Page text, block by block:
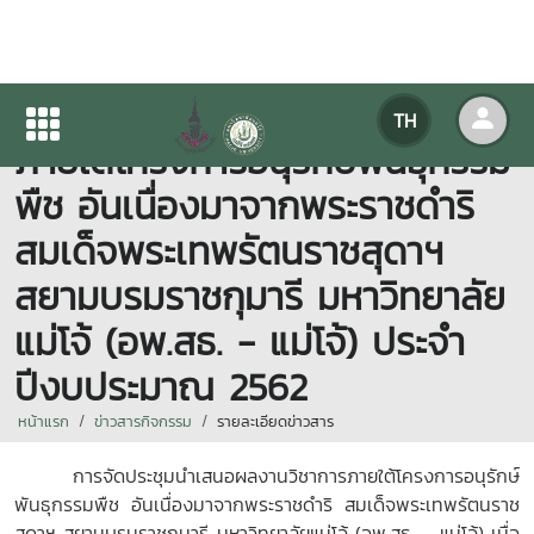
TH
การประชุมนำเสนอผลงานวิชาการ
ภายใต้โครงการอนุรักษ์พันธุกรรม
พืช อันเนื่องมาจากพระราชดำริ
สมเด็จพระเทพรัตนราชสุดาฯ
สยามบรมราชกุมารี มหาวิทยาลัย
แม่โจ้ (อพ.สธ. - แม่โจ้) ประจำ
ปีงบประมาณ 2562
หน้าแรก ข่าวสารกิจกรรม รายละเอียดข่าวสาร
การจัดประชุมนำเสนอผลงานวิชาการภายใต้โครงการอนุรักษ์
พันธุกรรมพืช อันเนื่องมาจากพระราชดำริ สมเด็จพระเทพรัตนราช